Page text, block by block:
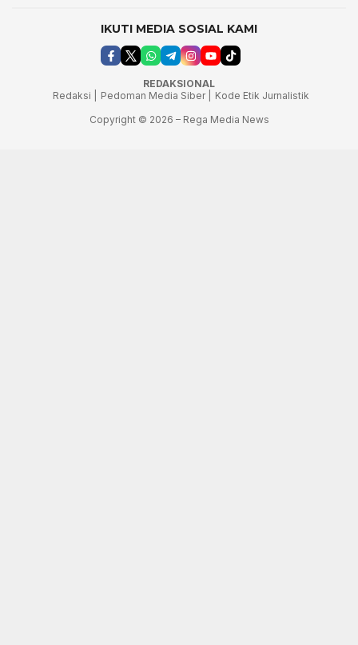
IKUTI MEDIA SOSIAL KAMI
REDAKSIONAL
Redaksi |
Pedoman Media Siber |
Kode Etik Jurnalistik
Copyright © 2026 – Rega Media News